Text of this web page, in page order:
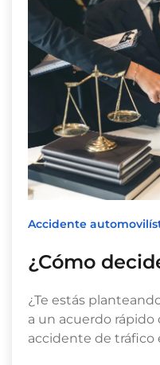
Accidente
¿Cómo
¿Te estás
a un acuerdo rápido
accidente de tráfico